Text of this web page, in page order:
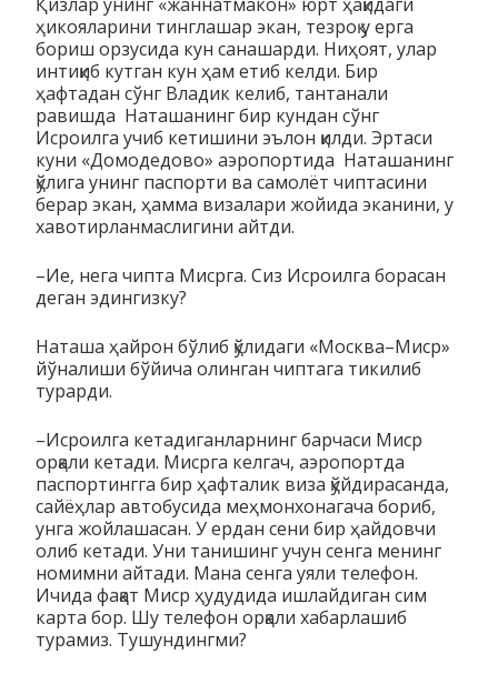
ҳикояларини тинглашар экан, тезроқ у ерга
бориш орзусида кун санашарди. Ниҳоят, улар
интиқиб кутган кун ҳам етиб келди. Бир
ҳафтадан сўнг Владик келиб, тантанали
равишда Наташанинг бир кундан сўнг
Исроилга учиб кетишини эълон қилди. Эртаси
куни «Домодедово» аэропортида Наташанинг
қўлига унинг паспорти ва самолёт чиптасини
берар экан, ҳамма визалари жойида эканини, у
хавотирланмаслигини айтди.
–Ие, нега чипта Мисрга. Сиз Исроилга борасан
деган эдингизку?
Наташа ҳайрон бўлиб қўлидаги «Москва–Миср»
йўналиши бўйича олинган чиптага тикилиб
турарди.
–Исроилга кетадиганларнинг барчаси Миср
орқали кетади. Мисрга келгач, аэропортда
паспортингга бир ҳафталик виза қўйдирасанда,
сайёҳлар автобусида меҳмонхонагача бориб,
унга жойлашасан. У ердан сени бир ҳайдовчи
олиб кетади. Уни танишинг учун сенга менинг
номимни айтади. Мана сенга уяли телефон.
Ичида фақат Миср ҳудудида ишлайдиган сим
карта бор. Шу телефон орқали хабарлашиб
турамиз. Тушундингми?